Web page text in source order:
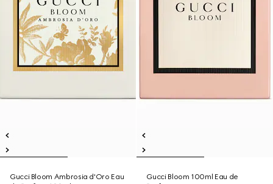
Gucci Bloom Ambrosia d'Oro Eau
Gucci Bloom 100ml Eau de